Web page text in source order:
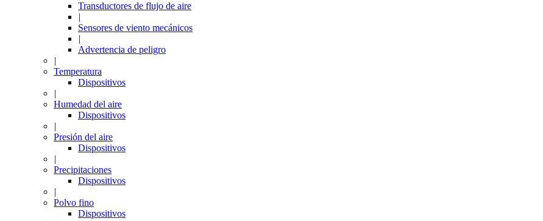
Transductores de flujo de aire
|
Sensores de viento mecánicos
|
Advertencia de peligro
|
Temperatura
Dispositivos
|
Humedad del aire
Dispositivos
|
Presión del aire
Dispositivos
|
Precipitaciones
Dispositivos
|
Polvo fino
Dispositivos